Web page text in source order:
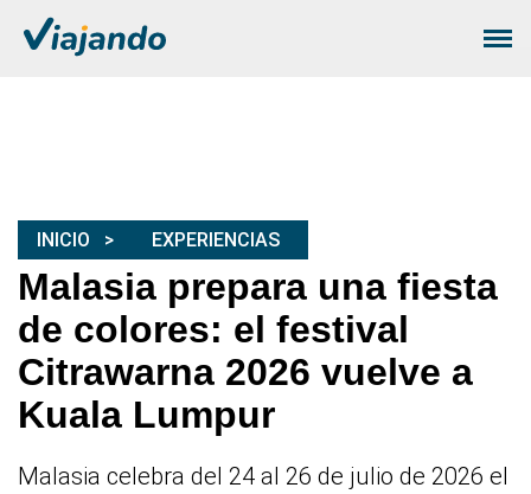
INICIO EXPERIENCIAS
Malasia prepara una fiesta
de colores: el festival
Citrawarna 2026 vuelve a
Kuala Lumpur
Malasia celebra del 24 al 26 de julio de 2026 el